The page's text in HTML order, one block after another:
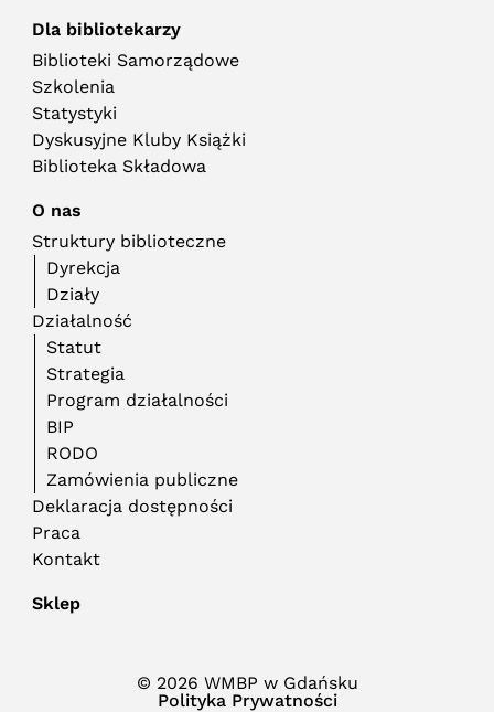
Dla bibliotekarzy
Biblioteki Samorządowe
Szkolenia
Statystyki
Dyskusyjne Kluby Książki
Biblioteka Składowa
O nas
Struktury biblioteczne
Dyrekcja
Działy
Działalność
Statut
Strategia
Program działalności
BIP
RODO
Zamówienia publiczne
Deklaracja dostępności
Praca
Kontakt
Sklep
© 2026 WMBP w Gdańsku
Polityka Prywatności